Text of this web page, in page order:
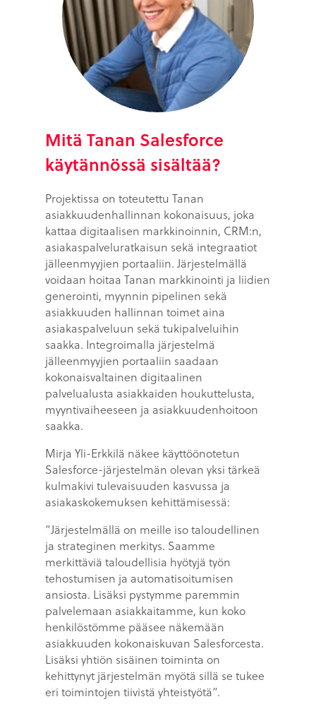
Mitä Tanan Salesforce
käytännössä sisältää?
Projektissa on toteutettu Tanan
asiakkuudenhallinnan kokonaisuus, joka
kattaa digitaalisen markkinoinnin, CRM:n,
asiakaspalveluratkaisun sekä integraatiot
jälleenmyyjien portaaliin. Järjestelmällä
voidaan hoitaa Tanan markkinointi ja liidien
generointi, myynnin pipelinen sekä
asiakkuuden hallinnan toimet aina
asiakaspalveluun sekä tukipalveluihin
saakka. Integroimalla järjestelmä
jälleenmyyjien portaaliin saadaan
kokonaisvaltainen digitaalinen
palvelualusta asiakkaiden houkuttelusta,
myyntivaiheeseen ja asiakkuudenhoitoon
saakka.
Mirja Yli-Erkkilä näkee käyttöönotetun
Salesforce-järjestelmän olevan yksi tärkeä
kulmakivi tulevaisuuden kasvussa ja
asiakaskokemuksen kehittämisessä:
”Järjestelmällä on meille iso taloudellinen
ja strateginen merkitys. Saamme
merkittäviä taloudellisia hyötyjä työn
tehostumisen ja automatisoitumisen
ansiosta. Lisäksi pystymme paremmin
palvelemaan asiakkaitamme, kun koko
henkilöstömme pääsee näkemään
asiakkuuden kokonaiskuvan Salesforcesta.
Lisäksi yhtiön sisäinen toiminta on
kehittynyt järjestelmän myötä sillä se tukee
eri toimintojen tiivistä yhteistyötä”.